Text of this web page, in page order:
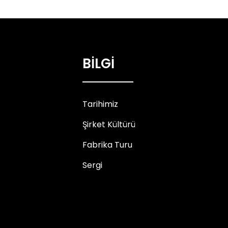
BİLGİ
Tarihimiz
Şirket Kültürü
Fabrika Turu
Sergi